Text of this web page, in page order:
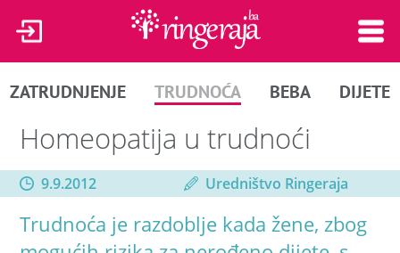
ZATRUDNJENJE TRUDNOĆA BEBA DIJETE
Homeopatija u trudnoći
9.9.2012 Uredništvo Ringeraja
Trudnoća je razdoblje kada žene, zbog